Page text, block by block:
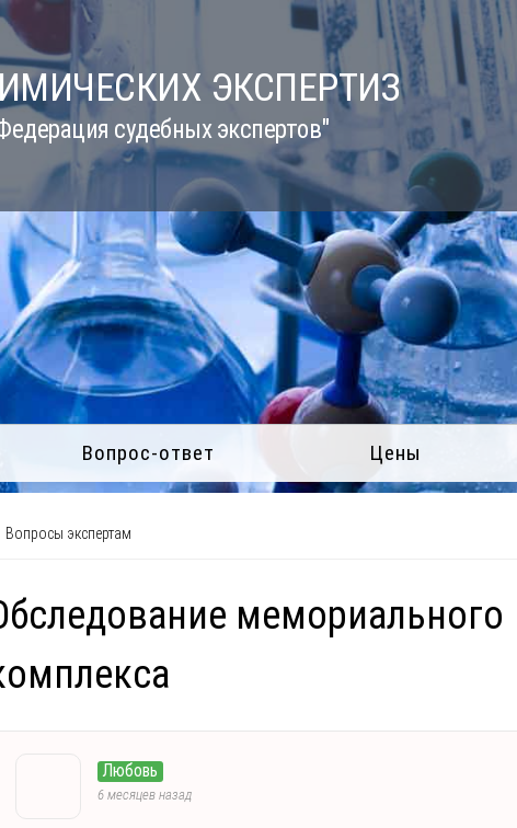
ЭКСПЕРТИЗ
судебных экспертов"
Вопрос-ответ Цены
экспертам
мемориального
Любовь
6 месяцев назад